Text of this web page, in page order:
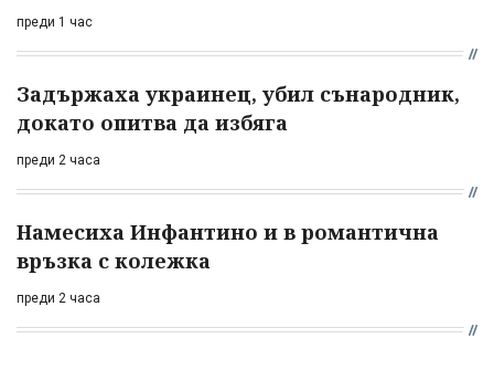
преди 1 час
Задържаха украинец, убил сънародник,
докато опитва да избяга
преди 2 часа
Намесиха Инфантино и в романтична
връзка с колежка
преди 2 часа